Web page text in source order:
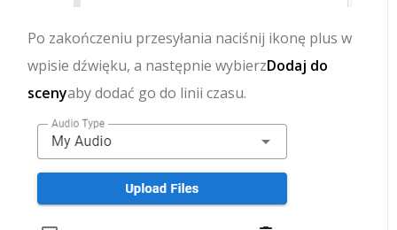
Po zakończeniu przesyłania naciśnij ikonę plus w
wpisie dźwięku, a następnie wybierzDodaj do
scenyaby dodać go do linii czasu.